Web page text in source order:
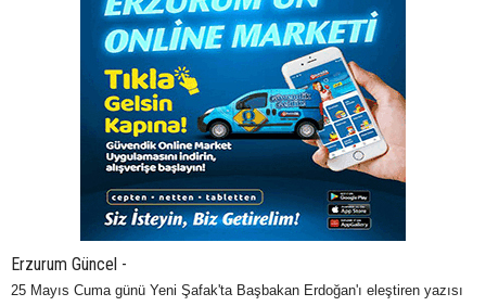
Erzurum Güncel -
25 Mayıs Cuma günü Yeni Şafak'ta Başbakan Erdoğan'ı eleştiren yazısı